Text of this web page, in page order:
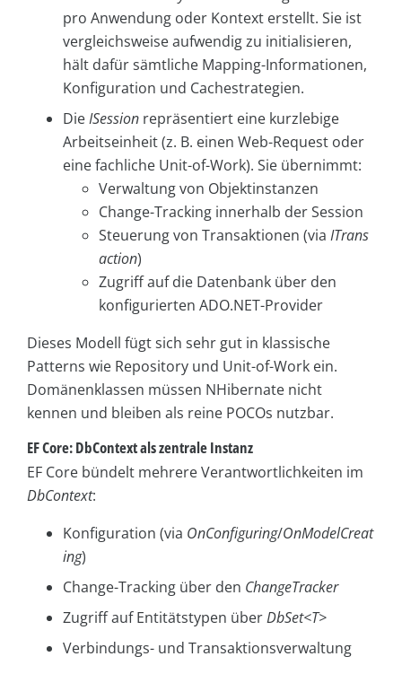
pro Anwendung oder Kontext erstellt. Sie ist
vergleichsweise aufwendig zu initialisieren,
hält dafür sämtliche Mapping-Informationen,
Konfiguration und Cachestrategien.
DieISession repräsentiert eine kurzlebige
Arbeitseinheit (z. B. einen Web-Request oder
eine fachliche Unit-of-Work). Sie übernimmt:
Verwaltung von Objektinstanzen
Change-Tracking innerhalb der Session
Steuerung von Transaktionen (via ITrans
action)
Zugriff auf die Datenbank über den
konfigurierten ADO.NET-Provider
Dieses Modell fügt sich sehr gut in klassische
Patterns wie Repository und Unit-of-Work ein.
Domänenklassen müssen NHibernate nicht
kennen und bleiben als reine POCOs nutzbar.
EF Core: DbContext als zentrale Instanz
EF Core bündelt mehrere Verantwortlichkeiten im
DbContext:
Konfiguration (via OnConfiguring/OnModelCreat
ing)
Change-Tracking über den ChangeTracker
Zugriff auf Entitätstypen überDbSet<T>
Verbindungs- und Transaktionsverwaltung